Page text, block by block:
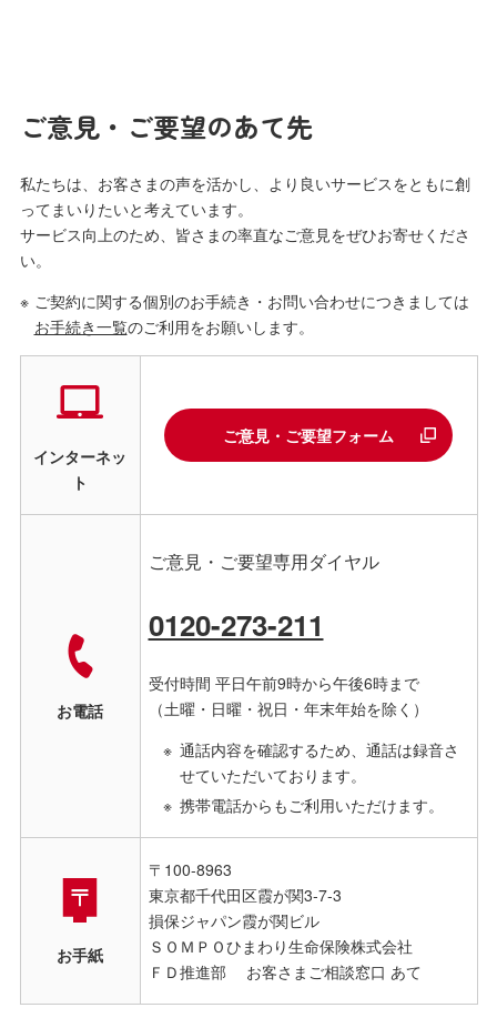
ご意見・ご要望のあて先
私たちは、お客さまの声を活かし、より良いサービスをともに創
ってまいりたいと考えています。
サービス向上のため、皆さまの率直なご意見をぜひお寄せくださ
い。
※ ご契約に関する個別のお手続き・お問い合わせにつきましては
お手続き一覧のご利用をお願いします。
インターネッ
ト
ご意見・ご要望フォーム
お電話
ご意見・ご要望専用ダイヤル
0120-273-211
受付時間 平日午前9時から午後6時まで
（土曜・日曜・祝日・年末年始を除く）
通話内容を確認するため、通話は録音さ
せていただいております。
携帯電話からもご利用いただけます。
お手紙
〒100-8963
東京都千代田区霞が関3‐7‐3
損保ジャパン霞が関ビル
ＳＯＭＰＯひまわり生命保険株式会社
ＦＤ推進部 お客さまご相談窓口 あて